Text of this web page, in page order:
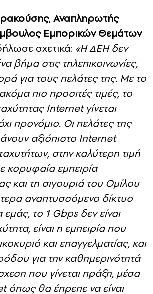
,Αναπληρωτής
Εμπορικών Θεμάτων
σχετικά: «Η ΔΕΗ δεν
βήμα στις τηλεπικοινωνίες,
για τους πελάτες της. Με το
πιο προσιτές τιμές, το
Internet γίνεται
προνόμιο. Οι πελάτες της
αξιόπιστο Internet
στην καλύτερη τιμή
κορυφαία εμπειρία
και τη σιγουριά του Ομίλου
αναπτυσσόμενο δίκτυο
το 1 Gbps δεν είναι
είναι η εμπειρία που
και επαγγελματίας, και
για την καθημερινότητά
που γίνεται πράξη, μέσα
όπως θα έπρεπε να είναι